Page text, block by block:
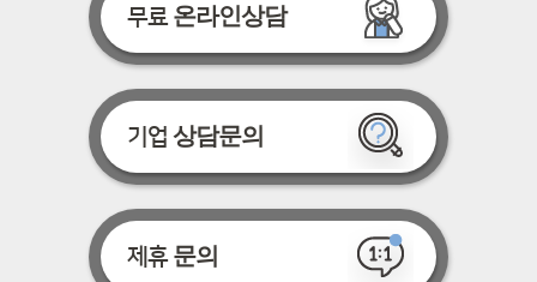
무료온라인상담
기업 상담문의
제휴문의